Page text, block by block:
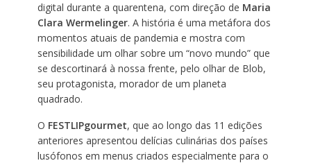
digital durante a quarentena, com direção de Maria
Clara Wermelinger. A história é uma metáfora dos
momentos atuais de pandemia e mostra com
sensibilidade um olhar sobre um “novo mundo” que
se descortinará à nossa frente, pelo olhar de Blob,
seu protagonista, morador de um planeta
quadrado.
O FESTLIPgourmet, que ao longo das 11 edições
anteriores apresentou delícias culinárias dos países
lusófonos em menus criados especialmente para o